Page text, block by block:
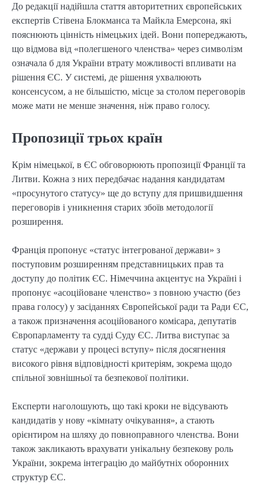
До редакції надійшла стаття авторитетних європейських
експертів Стівена Блокманса та Майкла Емерсона, які
пояснюють цінність німецьких ідей. Вони попереджають,
що відмова від «полегшеного членства» через символізм
означала б для України втрату можливості впливати на
рішення ЄС. У системі, де рішення ухвалюють
консенсусом, а не більшістю, місце за столом переговорів
може мати не менше значення, ніж право голосу.
Пропозиції трьох країн
Крім німецької, в ЄС обговорюють пропозиції Франції та
Литви. Кожна з них передбачає надання кандидатам
«просунутого статусу» ще до вступу для пришвидшення
переговорів і уникнення старих збоїв методології
розширення.
Франція пропонує «статус інтегрованої держави» з
поступовим розширенням представницьких прав та
доступу до політик ЄС. Німеччина акцентує на Україні і
пропонує «асоційоване членство» з повною участю (без
права голосу) у засіданнях Європейської ради та Ради ЄС,
а також призначення асоційованого комісара, депутатів
Європарламенту та судді Суду ЄС. Литва виступає за
статус «держави у процесі вступу» після досягнення
високого рівня відповідності критеріям, зокрема щодо
спільної зовнішньої та безпекової політики.
Експерти наголошують, що такі кроки не відсувають
кандидатів у нову «кімнату очікування», а стають
орієнтиром на шляху до повноправного членства. Вони
також закликають врахувати унікальну безпекову роль
України, зокрема інтеграцію до майбутніх оборонних
структур ЄС.